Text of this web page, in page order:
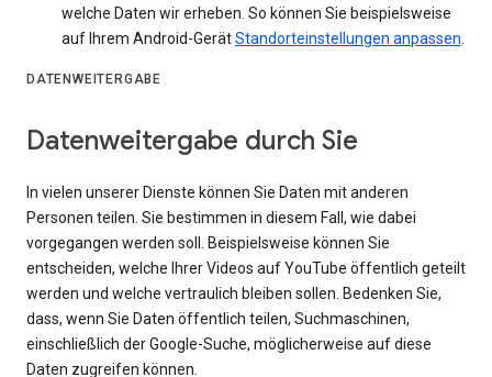
welche Daten wir erheben. So können Sie beispielsweise
auf Ihrem Android-GerätStandorteinstellungen anpassen
DATENWEITERGABE
Datenweitergabe durch Sie
In vielen unserer Dienste können Sie Daten mit anderen
Personen teilen. Sie bestimmen in diesem Fall, wie dabei
vorgegangen werden soll. Beispielsweise können Sie
entscheiden, welche Ihrer Videos auf YouTube öffentlich geteilt
werden und welche vertraulich bleiben sollen. Bedenken Sie,
dass, wenn Sie Daten öffentlich teilen, Suchmaschinen,
einschließlich der Google-Suche, möglicherweise auf diese
Daten zugreifen können.